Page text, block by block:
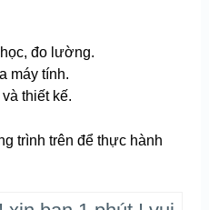
đo lường.
máy tính.
thiết kế.
trình trên để thực hành